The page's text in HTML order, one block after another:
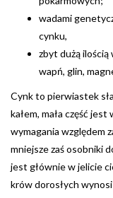
wadami
cynku,
zbyt dużą ilością
wapń, glin,
Cynk to pierwiastek
kałem, mała część
wymagania względem
mniejsze zaś osobniki
jest głównie w jelicie
krów dorosłych